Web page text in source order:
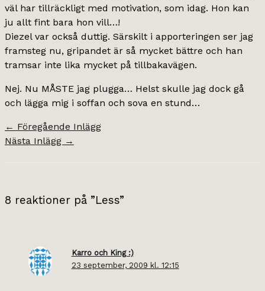
väl har tillräckligt med motivation, som idag. Hon kan
ju allt fint bara hon vill…!
Diezel var också duttig. Särskilt i apporteringen ser jag
framsteg nu, gripandet är så mycket bättre och han
tramsar inte lika mycket på tillbakavägen.
Nej. Nu MÅSTE jag plugga… Helst skulle jag dock gå
och lägga mig i soffan och sova en stund…
← Föregående Inlägg
Nästa Inlägg →
8 reaktioner på ”Less”
Karro och King :)
23 september, 2009 kl. 12:15